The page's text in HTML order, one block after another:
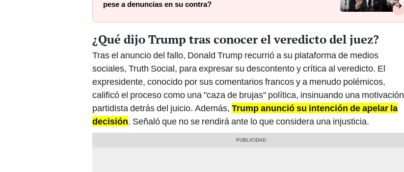
pese a denuncias en su contra?
¿Qué dijo Trump tras conocer el veredicto del juez?
Tras el anuncio del fallo, Donald Trump recurrió a su plataforma de medios
sociales, Truth Social, para expresar su descontento y crítica al veredicto. El
expresidente, conocido por sus comentarios francos y a menudo polémicos,
calificó el proceso como una "caza de brujas" política, insinuando una motivación
partidista detrás del juicio. Además, Trump anunció su intención de apelar la
decisión. Señaló que no se rendirá ante lo que considera una injusticia.